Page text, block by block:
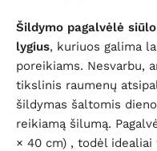
Šildymo pagalvėlė
lygius, kuriuos galima
poreikiams. Nesvarbu,
tikslinis raumenų
šildymas šaltomis
reikiamą šilumą.
× 40 cm) , todėl